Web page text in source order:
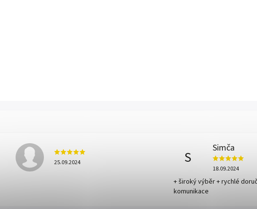
25.09.2024 S
Simča
18.09.2024
+ široký výběr + rychlé
komunikace